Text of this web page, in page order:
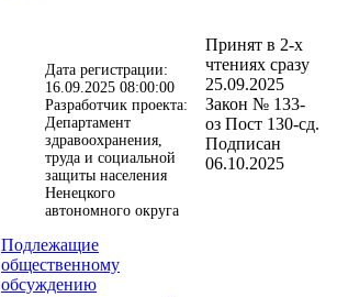
Дата регистрации:
16.09.2025 08:00:00
Разработчик проекта:
Департамент
здравоохранения,
труда и социальной
защиты населения
Ненецкого
автономного округа
Подлежащие
общественному
обсуждению
Принят в 2-х
чтениях сразу
25.09.2025
Закон № 133-
оз Пост 130-сд.
Подписан
06.10.2025